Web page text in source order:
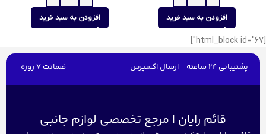
افزودن به سبد خرید افزودن به سبد خرید
[html_block id="67"]
پشتیبانی 24 ساعته ارسال اکسپرس ضمانت 7 روزه
قائم رایان | مرجع تخصصی لوازم جانبی